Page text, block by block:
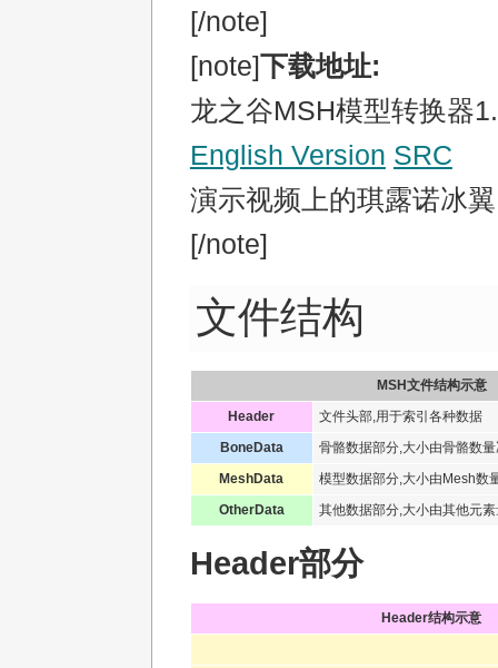
[/note]
[note]下载地址:
龙之谷MSH模型转换器
English Version SRC
演示视频上的琪露诺冰
[/note]
文件结构
MSH文件结构示意
Header
文件头部,用于索引各种数据
BoneData
骨骼数据部分,大小由骨骼数
MeshData
模型数据部分,大小由Mesh数
OtherData
其他数据部分,大小由其他元
Header部分
Header结构示意